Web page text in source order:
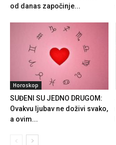
od danas započinje...
Horoskop
SUĐENI SU JEDNO DRUGOM:
Ovakvu ljubav ne doživi svako,
a ovim...